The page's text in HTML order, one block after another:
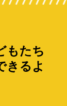
もたち
きるよ